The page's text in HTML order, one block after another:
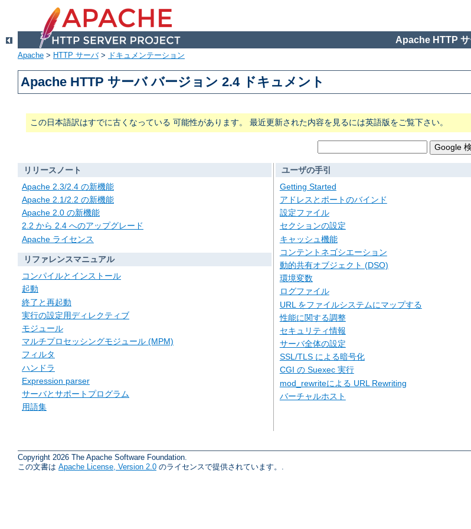
Apache HTTP
Apache > HTTP サーバ> ドキュメンテーション
Apache HTTP サーバ バージョン 2.4 ドキュメント
この日本語訳はすでに古くなっている 可能性があります。 最近更新された内容を見るには英語版をご覧下さい。
リリースノート
Apache 2.3/2.4 の新機能
Apache 2.1/2.2 の新機能
Apache 2.0 の新機能
2.2 から 2.4 へのアップグレード
Apache ライセンス
リファレンスマニュアル
コンパイルとインストール
起動
終了と再起動
実行の設定用ディレクティブ
モジュール
マルチプロセッシングモジュール (MPM)
フィルタ
ハンドラ
Expression parser
サーバとサポートプログラム
用語集
ユーザの手引
Getting Started
アドレスとポートのバインド
設定ファイル
セクションの設定
キャッシュ機能
コンテントネゴシエーション
動的共有オブジェクト (DSO)
環境変数
ログファイル
URL をファイルシステムにマップする
性能に関する調整
セキュリティ情報
サーバ全体の設定
SSL/TLS による暗号化
CGI の Suexec 実行
mod_rewriteによる URL Rewriting
バーチャルホスト
Copyright 2026 The Apache Software Foundation.
この文書は Apache License, Version 2.0 のライセンスで提供されています。.